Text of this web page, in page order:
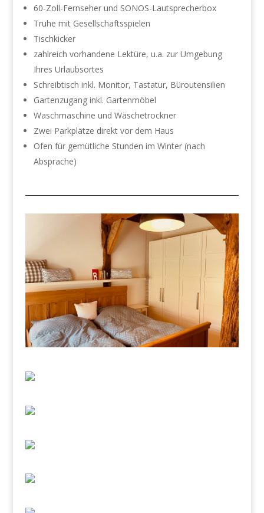
60-Zoll-Fernseher und SONOS-Lautsprecherbox
Truhe mit Gesellschaftsspielen
Tischkicker
zahlreich vorhandene Lektüre, u.a. zur Umgebung
Ihres Urlaubsortes
Schreibtisch inkl. Monitor, Tastatur, Büroutensilien
Gartenzugang inkl. Gartenmöbel
Waschmaschine und Wäschetrockner
Zwei Parkplätze direkt vor dem Haus
Ofen für gemütliche Stunden im Winter (nach
Absprache)